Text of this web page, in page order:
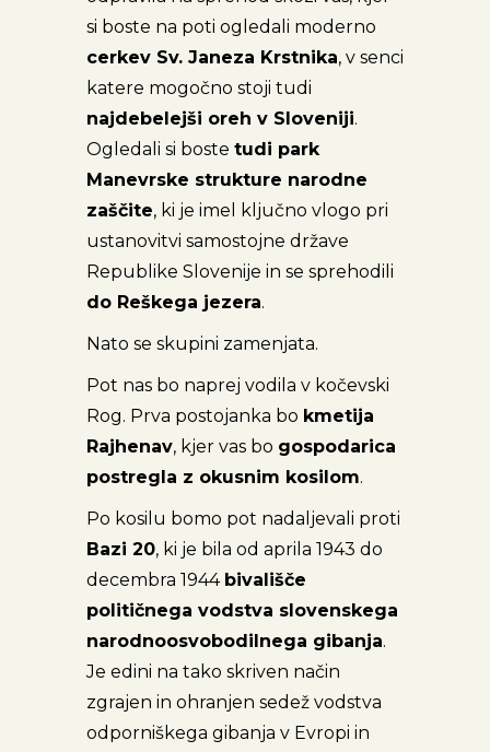
si boste na poti ogledali moderno
cerkev Sv. Janeza Krstnika, v senci
katere mogočno stoji tudi
najdebelejši oreh v Sloveniji.
Ogledali si boste tudi park
Manevrske strukture narodne
zaščite, ki je imel ključno vlogo pri
ustanovitvi samostojne države
Republike Slovenije in se sprehodili
do Reškega jezera.
Nato se skupini zamenjata.
Pot nas bo naprej vodila v kočevski
Rog. Prva postojanka bo kmetija
Rajhenav, kjer vas bo gospodarica
postregla z okusnim kosilom.
Po kosilu bomo pot nadaljevali proti
Bazi 20, ki je bila od aprila 1943 do
decembra 1944 bivališče
političnega vodstva slovenskega
narodnoosvobodilnega gibanja.
Je edini na tako skriven način
zgrajen in ohranjen sedež vodstva
odporniškega gibanja v Evropi in